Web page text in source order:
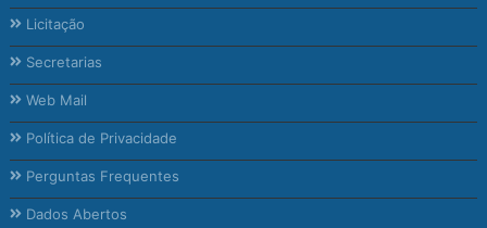
Licitação
Secretarias
Web Mail
Política de Privacidade
Perguntas Frequentes
Dados Abertos